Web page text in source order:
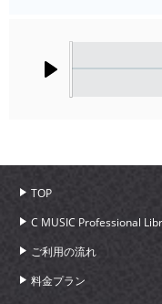
TOP
C MUSIC Professional
ご利用の流れ
料金プラン